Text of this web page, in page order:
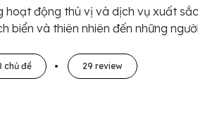
động thú vị và dịch vụ xuất
biển và thiên nhiên đến những
chủ đề 29 review